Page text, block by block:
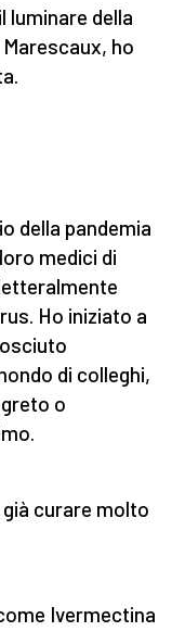
luminare della
ho
della pandemia
medici di
Ho iniziato a
di colleghi,
o
curare molto
Ivermectina